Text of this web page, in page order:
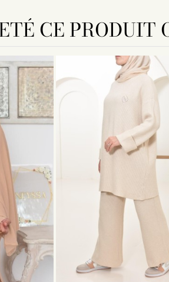
CE PRODUIT